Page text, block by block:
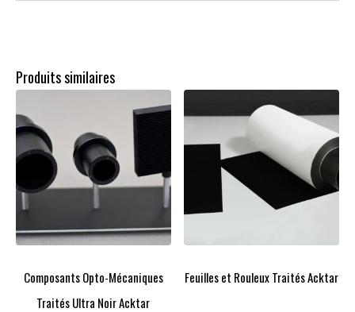
Produits similaires
Composants Opto-Mécaniques
Traités Ultra Noir Acktar
Feuilles et Rouleux Traités Acktar